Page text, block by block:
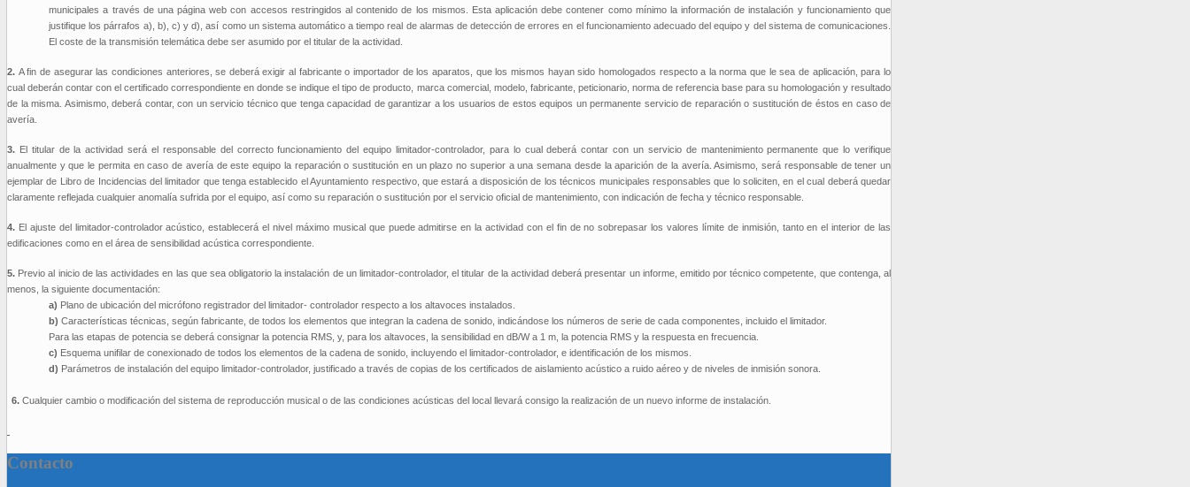
municipales a través de una página web con accesos restringidos al contenido de los mismos. Esta aplicación debe contener como mínimo la información de instalación y funcionamiento que
justifique los párrafos a), b), c) y d), así como un sistema automático a tiempo real de alarmas de detección de errores en el funcionamiento adecuado del equipo y del sistema de comunicaciones.
El coste de la transmisión telemática debe ser asumido por el titular de la actividad.
2. A fin de asegurar las condiciones anteriores, se deberá exigir al fabricante o importador de los aparatos, que los mismos hayan sido homologados respecto a la norma que le sea de aplicación, para lo
cual deberán contar con el certificado correspondiente en donde se indique el tipo de producto, marca comercial, modelo, fabricante, peticionario, norma de referencia base para su homologación y resultado
de la misma. Asimismo, deberá contar, con un servicio técnico que tenga capacidad de garantizar a los usuarios de estos equipos un permanente servicio de reparación o sustitución de éstos en caso de
avería.
3. El titular de la actividad será el responsable del correcto funcionamiento del equipo limitador-controlador, para lo cual deberá contar con un servicio de mantenimiento permanente que lo verifique
anualmente y que le permita en caso de avería de este equipo la reparación o sustitución en un plazo no superior a una semana desde la aparición de la avería. Asimismo, será responsable de tener un
ejemplar de Libro de Incidencias del limitador que tenga establecido el Ayuntamiento respectivo, que estará a disposición de los técnicos municipales responsables que lo soliciten, en el cual deberá quedar
claramente reflejada cualquier anomalía sufrida por el equipo, así como su reparación o sustitución por el servicio oficial de mantenimiento, con indicación de fecha y técnico responsable.
4. El ajuste del limitador-controlador acústico, establecerá el nivel máximo musical que puede admitirse en la actividad con el fin de no sobrepasar los valores límite de inmisión, tanto en el interior de las
edificaciones como en el área de sensibilidad acústica correspondiente.
5. Previo al inicio de las actividades en las que sea obligatorio la instalación de un limitador-controlador, el titular de la actividad deberá presentar un informe, emitido por técnico competente, que contenga, al
menos, la siguiente documentación:
a) Plano de ubicación del micrófono registrador del limitador- controlador respecto a los altavoces instalados.
b)Características técnicas, según fabricante, de todos los elementos que integran la cadena de sonido, indicándose los números de serie de cada componentes, incluido el limitador.
Para las etapas de potencia se deberá consignar la potencia RMS, y, para los altavoces, la sensibilidad en dB/W a 1 m, la potencia RMS y la respuesta en frecuencia.
c) Esquema unifilar de conexionado de todos los elementos de la cadena de sonido, incluyendo el limitador-controlador, e identificación de los mismos.
d) Parámetros de instalación del equipo limitador-controlador, justificado a través de copias de los certificados de aislamiento acústico a ruido aéreo y de niveles de inmisión sonora.
6. Cualquier cambio o modificación del sistema de reproducción musical o de las condiciones acústicas del local llevará consigo la realización de un nuevo informe de instalación.
Contacto